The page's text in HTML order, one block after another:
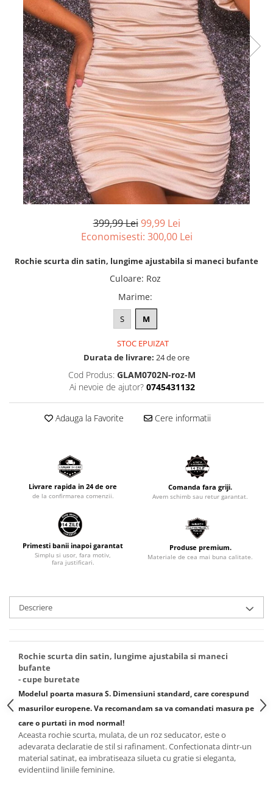
399,99 Lei 99,99 Lei
Economisesti: 300,00 Lei
Rochie scurta din satin, lungime ajustabila si maneci bufante
Culoare: Roz
Marime:
S M
STOC EPUIZAT
Durata de livrare: 24 de ore
Cod Produs: GLAM0702N-roz-M
Ai nevoie de ajutor? 0745431132
Adauga la Favorite Cere informatii
Livrare rapida in 24 de ore
de la confirmarea comenzii.
Comanda fara griji.
Avem schimb sau retur garantat.
Primesti banii inapoi garantat
Simplu si usor, fara motiv,
fara justificari.
Produse premium.
Materiale de cea mai buna calitate.
Descriere
Rochie scurta din satin, lungime ajustabila si maneci
bufante
- cupe buretate
Modelul poarta masura S. Dimensiuni standard, care corespund
masurilor europene. Va recomandam sa va comandati masura pe
care o purtati in mod normal!
Aceasta rochie scurta, mulata, de un roz seducator, este o
adevarata declaratie de stil si rafinament. Confectionata dintr-un
material satinat, ea imbratiseaza silueta cu gratie si eleganta,
evidentiind liniile feminine.